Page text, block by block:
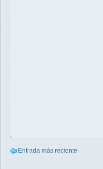
Entrada más reciente